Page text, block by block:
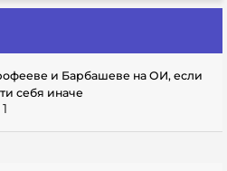
и Барбашеве на ОИ, если
себя иначе
1